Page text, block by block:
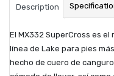
Description
El MX332 SuperCross es
línea de Lake para pies
hecho de cuero de